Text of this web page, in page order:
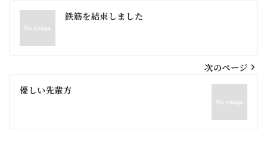
投
ナ
ビ
ゲ
シ
鉄筋を結束しました
次のページ
優しい先輩方